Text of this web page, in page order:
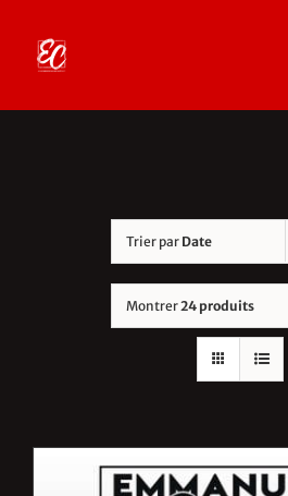
contenu
Trier par Date
Montrer24 produits